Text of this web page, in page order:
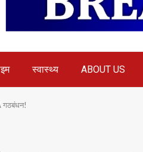
स्वास्थ्य ABOUT US
गठबंधन!